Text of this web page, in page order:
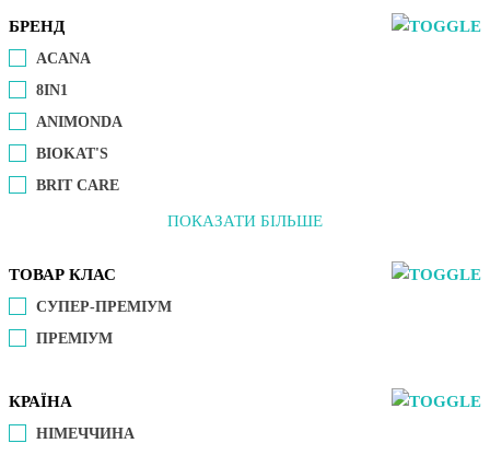
БРЕНД
ACANA
8IN1
ANIMONDA
BIOKAT'S
BRIT CARE
ПОКАЗАТИ БІЛЬШЕ
ТОВАР КЛАС
СУПЕР-ПРЕМІУМ
ПРЕМІУМ
КРАЇНА
НІМЕЧЧИНА